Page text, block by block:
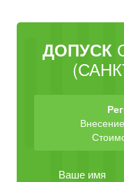
ДОПУСК
Внесение
Ваше имя